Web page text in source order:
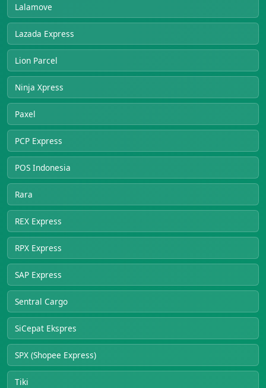
Lalamove
Lazada Express
Lion Parcel
Ninja Xpress
Paxel
PCP Express
POS Indonesia
Rara
REX Express
RPX Express
SAP Express
Sentral Cargo
SiCepat Ekspres
SPX (Shopee Express)
Tiki